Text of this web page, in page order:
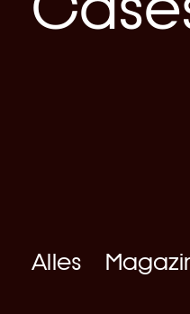
Alles